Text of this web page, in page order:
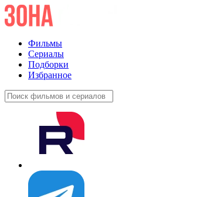
Фильмы
Сериалы
Подборки
Избранное